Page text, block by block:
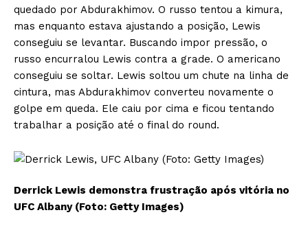
quedado por Abdurakhimov. O russo tentou a kimura,
mas enquanto estava ajustando a posição, Lewis
conseguiu se levantar. Buscando impor pressão, o
russo encurralou Lewis contra a grade. O americano
conseguiu se soltar. Lewis soltou um chute na linha de
cintura, mas Abdurakhimov converteu novamente o
golpe em queda. Ele caiu por cima e ficou tentando
trabalhar a posição até o final do round.
Derrick Lewis demonstra frustração após vitória no
UFC Albany (Foto: Getty Images)